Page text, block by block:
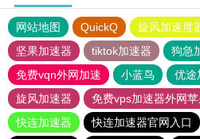
网站地图 QuickQ 旋风加速度
坚果加速器
tiktok加速器
狗急
免费vqn外网加速
小蓝鸟 优途
旋风加速器
免费vps加速器外网
快连加速器
快连加速器官网入口